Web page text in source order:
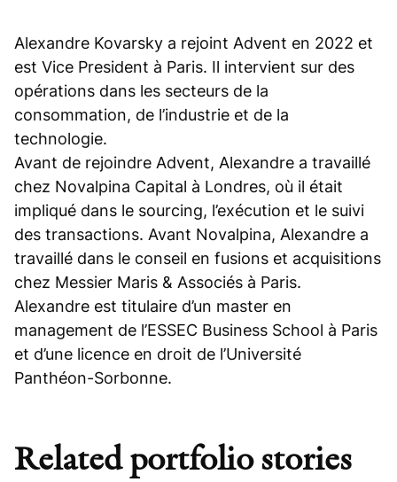
Alexandre Kovarsky a rejoint Advent en 2022 et
est Vice President à Paris. Il intervient sur des
opérations dans les secteurs de la
consommation, de l’industrie et de la
technologie.
Avant de rejoindre Advent, Alexandre a travaillé
chez Novalpina Capital à Londres, où il était
impliqué dans le sourcing, l’exécution et le suivi
des transactions. Avant Novalpina, Alexandre a
travaillé dans le conseil en fusions et acquisitions
chez Messier Maris & Associés à Paris.
Alexandre est titulaire d’un master en
management de l’ESSEC Business School à Paris
et d’une licence en droit de l’Université
Panthéon-Sorbonne.
Related portfolio stories